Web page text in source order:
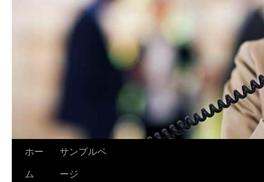
ホー
ム
サンプルペ
ージ